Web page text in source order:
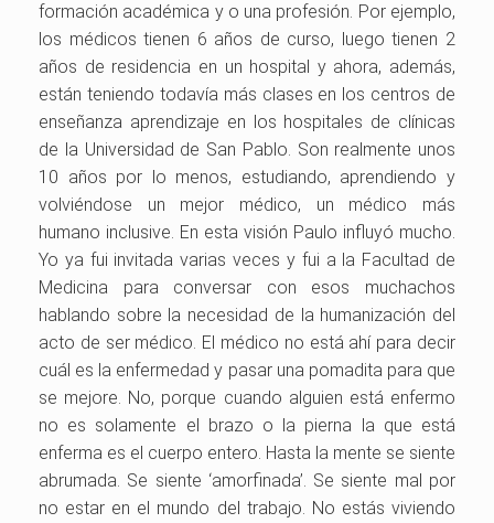
formación académica y o una profesión. Por ejemplo,
los médicos tienen 6 años de curso, luego tienen 2
años de residencia en un hospital y ahora, además,
están teniendo todavía más clases en los centros de
enseñanza aprendizaje en los hospitales de clínicas
de la Universidad de San Pablo. Son realmente unos
10 años por lo menos, estudiando, aprendiendo y
volviéndose un mejor médico, un médico más
humano inclusive. En esta visión Paulo influyó mucho.
Yo ya fui invitada varias veces y fui a la Facultad de
Medicina para conversar con esos muchachos
hablando sobre la necesidad de la humanización del
acto de ser médico. El médico no está ahí para decir
cuál es la enfermedad y pasar una pomadita para que
se mejore. No, porque cuando alguien está enfermo
no es solamente el brazo o la pierna la que está
enferma es el cuerpo entero. Hasta la mente se siente
abrumada. Se siente ‘amorfinada’. Se siente mal por
no estar en el mundo del trabajo. No estás viviendo